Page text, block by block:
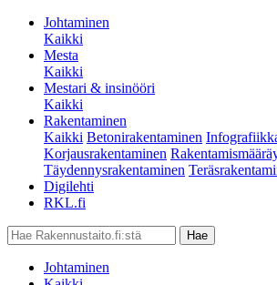
Johtaminen
Kaikki
Mesta
Kaikki
Mestari & insinööri
Kaikki
Rakentaminen
Kaikki Betonirakentaminen
Korjausrakentaminen
Täydennysrakentaminen
Digilehti
RKL.fi
Johtaminen